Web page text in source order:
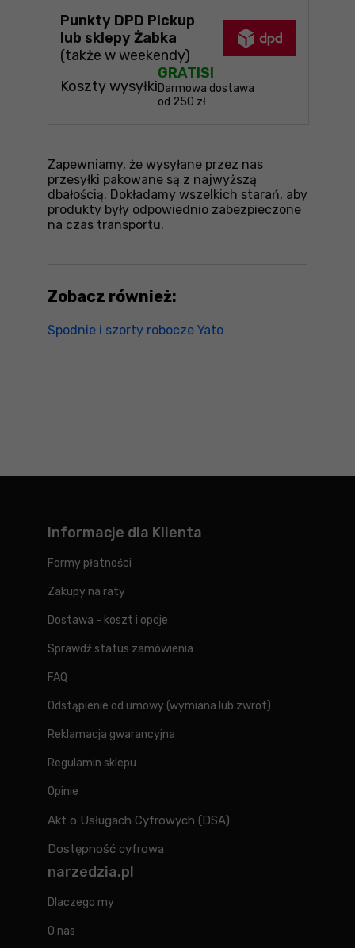
Punkty DPD Pickup
lub sklepy Żabka
(także w weekendy)
Koszty wysyłki
GRATIS!
Darmowa dostawa
od 250 zł
Zapewniamy, że wysyłane przez nas
przesyłki pakowane są z najwyższą
dbałością. Dokładamy wszelkich starań, aby
produkty były odpowiednio zabezpieczone
na czas transportu.
Zobacz również:
Spodnie i szorty robocze Yato
Informacje dla Klienta
Formy płatności
Zakupy na raty
Dostawa - koszt i opcje
Sprawdź status zamówienia
FAQ
Odstąpienie od umowy (wymiana lub zwrot)
Reklamacja gwarancyjna
Regulamin sklepu
Opinie
Akt o Usługach Cyfrowych (DSA)
Dostępność cyfrowa
narzedzia.pl
Dlaczego my
O nas